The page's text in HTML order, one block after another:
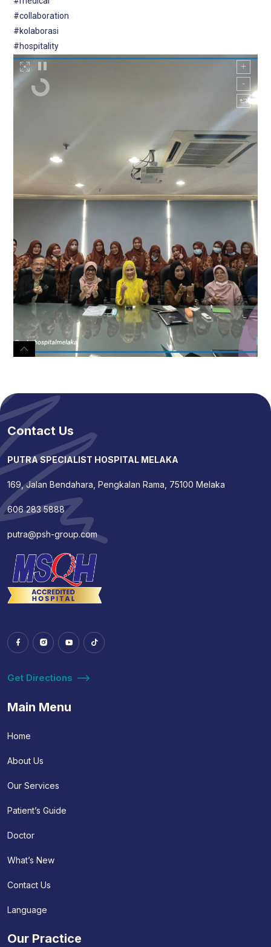
#collaboration
#kolaborasi
#hospitality
Contact Us
PUTRA SPECIALIST HOSPITAL MELAKA
169, Jalan Bendahara, Pengkalan Rama, 75100 Melaka
606 283 5888
putra@psh-group.com
Get Directions
Main Menu
Home
About Us
Our Services
Patient’s Guide
Doctor
What’s New
Contact Us
Language
Our Practice